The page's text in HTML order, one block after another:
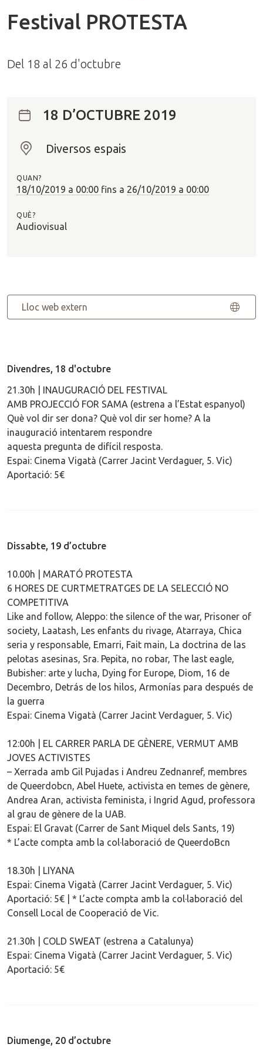
Festival PROTESTA
Del 18 al 26 d'octubre
18 D’OCTUBRE 2019
O
?
Diversos espais
QUAN?
18/10/2019 a 00:00 fins a 26/10/2019 a 00:00
QUÈ?
Audiovisual
Lloc web extern
Divendres, 18 d'octubre
21.30h | INAUGURACIÓ DEL FESTIVAL
AMB PROJECCIÓ FOR SAMA (estrena a l’Estat espanyol)
Què vol dir ser dona? Què vol dir ser home? A la
inauguració intentarem respondre
aquesta pregunta de difícil resposta.
Espai: Cinema Vigatà (Carrer Jacint Verdaguer, 5. Vic)
Aportació: 5€
Dissabte, 19 d’octubre
10.00h | MARATÓ PROTESTA
6 HORES DE CURTMETRATGES DE LA SELECCIÓ NO
COMPETITIVA
Like and follow, Aleppo: the silence of the war, Prisoner of
society, Laatash, Les enfants du rivage, Atarraya, Chica
seria y responsable, Emarri, Fait main, La doctrina de las
pelotas asesinas, Sra. Pepita, no robar, The last eagle,
Bubisher: arte y lucha, Dying for Europe, Diom, 16 de
Decembro, Detrás de los hilos, Armonías para después de
la guerra
Espai: Cinema Vigatà (Carrer Jacint Verdaguer, 5. Vic)
12:00h | EL CARRER PARLA DE GÈNERE, VERMUT AMB
JOVES ACTIVISTES
– Xerrada amb Gil Pujadas i Andreu Zednanref, membres
de Queerdobcn, Abel Huete, activista en temes de gènere,
Andrea Aran, activista feminista, i Ingrid Agud, professora
al grau de gènere de la UAB.
Espai: El Gravat (Carrer de Sant Miquel dels Sants, 19)
* L’acte compta amb la col·laboració de QueerdoBcn
18.30h | LIYANA
Espai: Cinema Vigatà (Carrer Jacint Verdaguer, 5. Vic)
Aportació: 5€ | * L’acte compta amb la col·laboració del
Consell Local de Cooperació de Vic.
21.30h | COLD SWEAT (estrena a Catalunya)
Espai: Cinema Vigatà (Carrer Jacint Verdaguer, 5. Vic)
Aportació: 5€
Diumenge, 20 d’octubre